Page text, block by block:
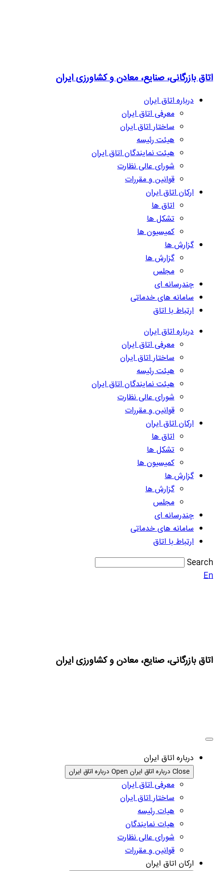
اتاق بازرگانی، صنایع، معادن و کشاورزی ایران
درباره اتاق ایران
معرفی اتاق ایران
ساختار اتاق ایران
هیئت رئیسه
هیئت نمایندگان اتاق ایران
شورای عالی نظارت
قوانین و مقررات
ارکان اتاق ایران
اتاق ها
تشکل ها
کمیسیون ها
گزارش ها
گزارش ها
مجلس
چندرسانه ای
سامانه های خدماتی
ارتباط با اتاق
درباره اتاق ایران
معرفی اتاق ایران
ساختار اتاق ایران
هیئت رئیسه
هیئت نمایندگان اتاق ایران
شورای عالی نظارت
قوانین و مقررات
ارکان اتاق ایران
اتاق ها
تشکل ها
کمیسیون ها
گزارش ها
گزارش ها
مجلس
چندرسانه ای
سامانه های خدماتی
ارتباط با اتاق
Search
En
اتاق بازرگانی، صنایع، معادن و کشاورزی ایران
درباره اتاق ایران
Close درباره اتاق ایران Open درباره اتاق ایران
معرفی اتاق ایران
ساختار اتاق ایران
هیات رئیسه
هیات نمایندگان
شورای عالی نظارت
قوانین و مقررات
ارکان اتاق ایران